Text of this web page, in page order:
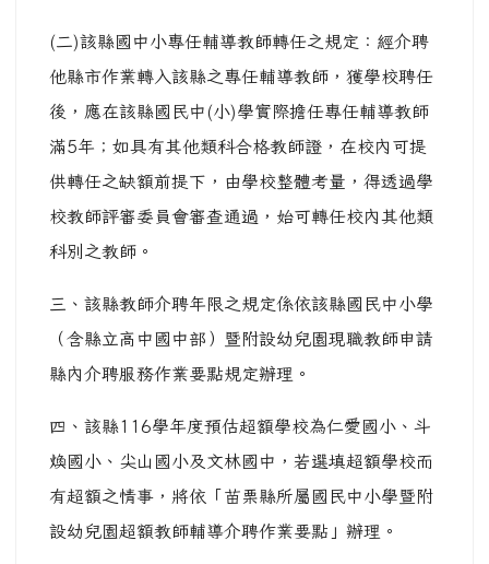
(二)該縣國中小專任輔導教師轉任之規定：經介聘
他縣市作業轉入該縣之專任輔導教師，獲學校聘任
後，應在該縣國民中(小)學實際擔任專任輔導教師
滿5年；如具有其他類科合格教師證，在校內可提
供轉任之缺額前提下，由學校整體考量，得透過學
校教師評審委員會審查通過，始可轉任校內其他類
科別之教師。
三、該縣教師介聘年限之規定係依該縣國民中小學
（含縣立高中國中部）暨附設幼兒園現職教師申請
縣內介聘服務作業要點規定辦理。
四、該縣116學年度預估超額學校為仁愛國小、斗
煥國小、尖山國小及文林國中，若選填超額學校而
有超額之情事，將依「苗栗縣所屬國民中小學暨附
設幼兒園超額教師輔導介聘作業要點」辦理。